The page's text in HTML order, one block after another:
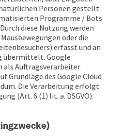
Personen gestellt
Programme / Bots
diese Nutzung werden
oder die
erfasst und an
übermittelt. Google
als Auftragsverarbeiter
Grundlage des Google Cloud
Die Verarbeitung erfolgt
(Art. 6 (1) lit. a. DSGVO).